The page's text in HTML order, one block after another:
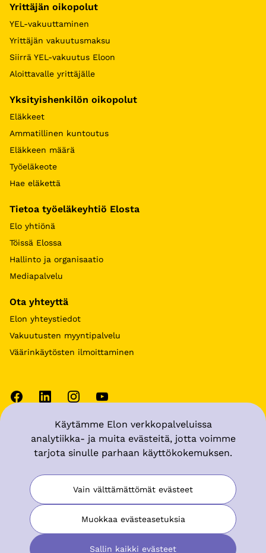
Käytämme Elon verkkopalveluissa
analytiikka- ja muita evästeitä, jotta voimme
tarjota sinulle parhaan käyttökokemuksen.
Vain välttämättömät evästeet
Muokkaa evästeasetuksia
Sallin kaikki evästeet
Yrittäjän oikopolut
YEL-vakuuttaminen
Yrittäjän vakuutusmaksu
Siirrä YEL-vakuutus Eloon
Aloittavalle yrittäjälle
Yksityishenkilön oikopolut
Eläkkeet
Ammatillinen kuntoutus
Eläkkeen määrä
Työeläkeote
Hae eläkettä
Tietoa työeläkeyhtiö Elosta
Elo yhtiönä
Töissä Elossa
Hallinto ja organisaatio
Mediapalvelu
Ota yhteyttä
Elon yhteystiedot
Vakuutusten myyntipalvelu
Väärinkäytösten ilmoittaminen
Käyttöehdot
Tietosuoja
Muuta evästeasetuksia
Saavutettavuusseloste